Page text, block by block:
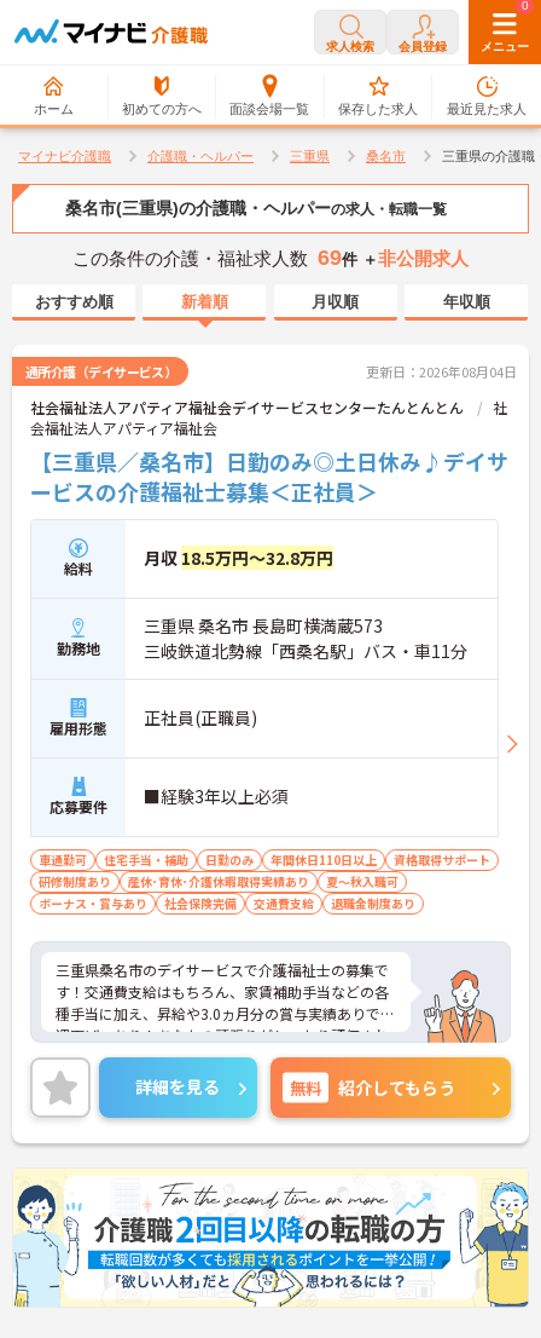
求人検索 会員登録 メニュー
ホーム 初めての方へ 面談会場一覧
0
保存した求人
0
最近見た求人
マイナビ介護職 介護職・ヘルパー 三重県 桑名市 三重県の介護職
桑名市(三重県)の介護職・ヘルパーの求人・転職一覧
この条件の介護・福祉求人数 69件 ＋非公開求人
おすすめ順 新着順 月収順 年収順
通所介護（デイサービス） 更新日：2026年08月04日
社会福祉法人アパティア福祉会デイサービスセンターたんとんとん
社
会福祉法人アパティア福祉会
【三重県／桑名市】日勤のみ◎土日休み♪デイサ
ービスの介護福祉士募集＜正社員＞
給料 月収 18.5万円～32.8万円
勤務地
三重県 桑名市 長島町横満蔵573
三岐鉄道北勢線「西桑名駅」バス・車11分
雇用形態 正社員(正職員)
応募要件 ■経験3年以上必須
車通勤可 住宅手当・補助 日勤のみ 年間休日110日以上
資格取得サポート
研修制度あり
産休･育休･介護休暇取得実績あり
夏～秋入職可
ボーナス・賞与あり
社会保険完備 交通費支給 退職金制度あり
三重県桑名市のデイサービスで介護福祉士の募集で
す！交通費支給はもちろん、家賃補助手当などの各
種手当に加え、昇給や3.0ヵ月分の賞与実績ありで待
遇面ばっちり！あなたの頑張りがしっかり評価され
ます◎また、退職金制度ありで安心して長く働きや
すい環境が整っています♪ご興味のある方は面接ポ
イントをお伝えしますので、お気軽にご相談くださ
い！
詳細を見る 無料 紹介してもらう